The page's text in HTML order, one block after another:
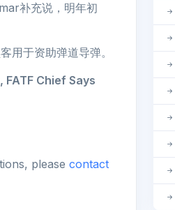
补充说，明年初
用于资助弹道导弹。
FATF Chief Says
please contact